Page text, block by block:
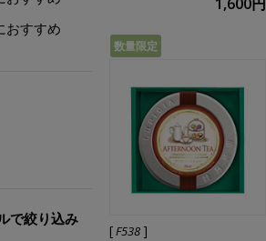
数量限定
[F538 ]
おすすめ
で絞り込み